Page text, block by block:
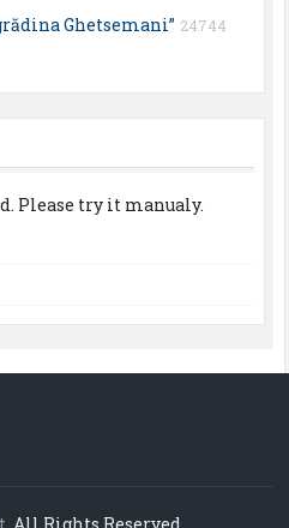
Ghetsemani” 24744
Please try it manualy.